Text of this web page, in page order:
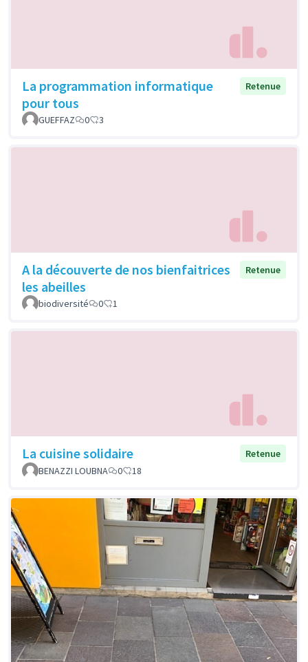
La programmation informatique
pour tous
Retenue
GUEFFAZ 0 3
A la découverte de nos bienfaitrices
les abeilles
Retenue
biodiversité 0 1
La cuisine solidaire
Retenue
BENAZZI LOUBNA
0 18